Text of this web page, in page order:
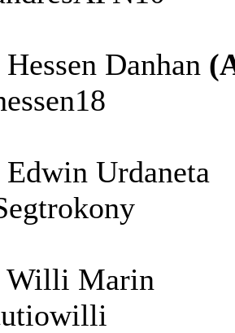
Hessen Danhan
Edwin Urdaneta
Willi Marin